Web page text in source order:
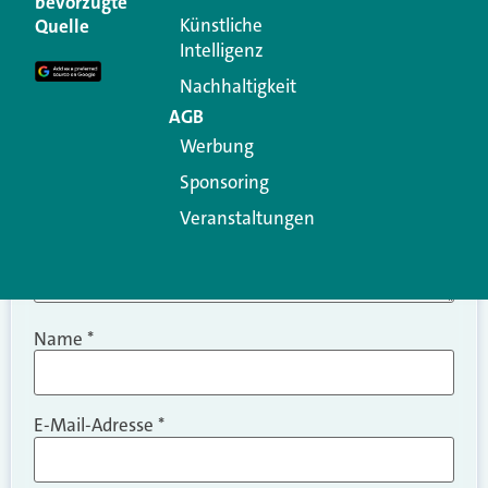
Erforderliche Felder sind mit
Kommentar
Name *
E-Mail-Adresse *
Quelle
Künstliche
Intelligenz
Nachhaltigkeit
AGB
Werbung
Sponsoring
Veranstaltungen